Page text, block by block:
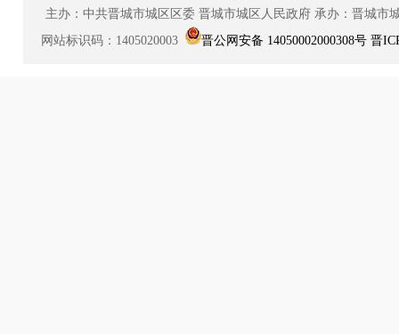
主办：中共晋城市城区区委 晋城市城区人民政府 承办：晋城市
网站标识码：1405020003
晋公网安备 14050002000308号 晋